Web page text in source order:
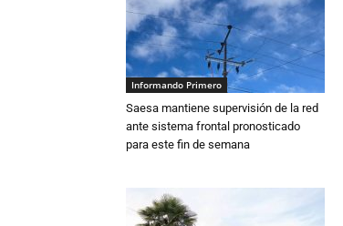
Informando Primero
Saesa mantiene supervisión de la red
ante sistema frontal pronosticado
para este fin de semana